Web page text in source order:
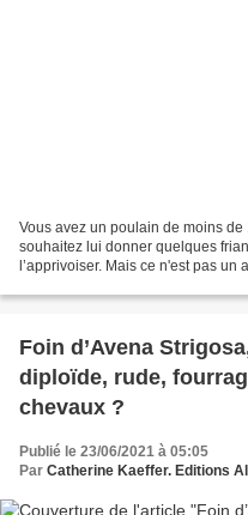
Vous avez un poulain de moins de
souhaitez lui donner quelques
l’apprivoiser. Mais ce n'est pas
Foin d’Avena
diploïde, rude,
chevaux ?
Publié le 23/06/2021 à 05:05
Par Catherine Kaeffer. Editions